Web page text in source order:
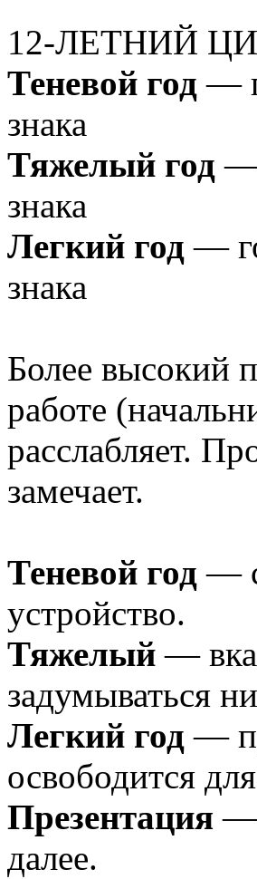
12-ЛЕТНИЙ
Теневой год —
знака
Тяжелый год —
знака
Легкий год —
знака
Более высокий
работе
расслабляет.
замечает.
Теневой год —
устройство.
Тяжелый —
задумываться
Легкий год —
освободится
Презентация —
далее.